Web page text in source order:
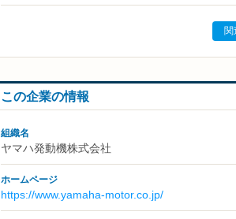
関
この企業の情報
組織名
ヤマハ発動機株式会社
ホームページ
https://www.yamaha-motor.co.jp/